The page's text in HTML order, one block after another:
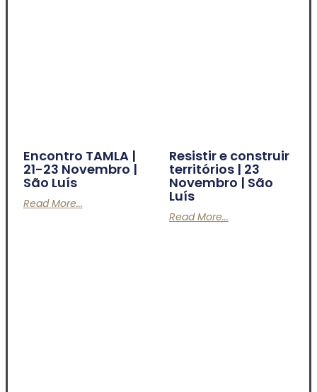
Encontro TAMLA |
21-23 Novembro |
São Luís
Read More...
Resistir e construir
territórios | 23
Novembro | São
Luís
Read More...